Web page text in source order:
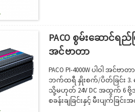
PACO စွမ်းဆောင်ရည်
အင်ဗာတာ
PACO PI-4000W ပါဝါ အ
ဘက်ထရီ နှိုးစက်/ပိတ်ခြင်း 3. ပ
သို့မဟုတ် 24V DC အထွက် 6 ဗို့အာ
စခန်းချခြင်းနှင့် မီးပျက်ခြင်